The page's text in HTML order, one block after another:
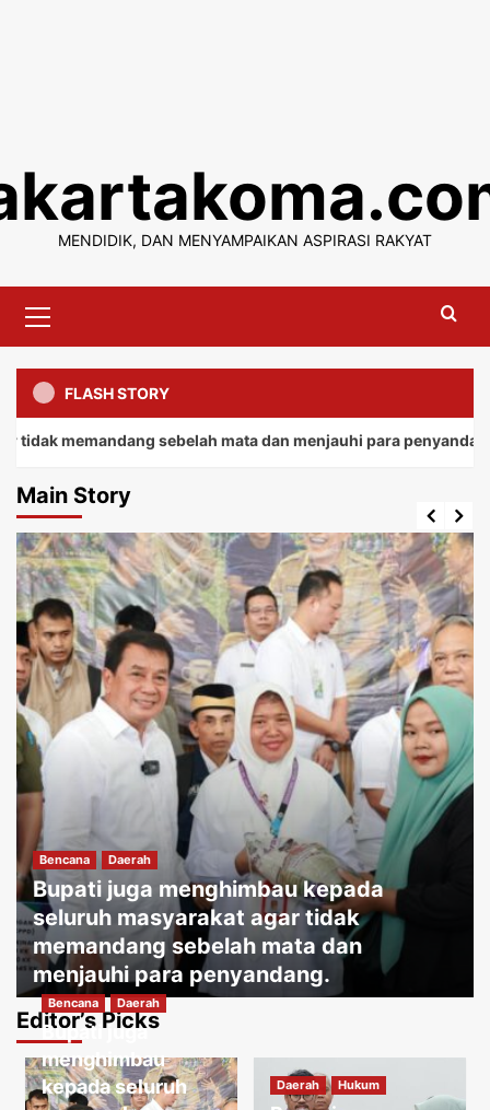
content
MENDIDIK, DAN MENYAMPAIKAN ASPIRASI RAKYAT
Menu
FLASH STORY
sebelah mata dan menjauhi para penyandang.
Main Story
Bencana Daerah
Bupati juga menghimbau kepada
seluruh masyarakat agar tidak
memandang sebelah mata dan
menjauhi para penyandang.
Jakartakoma Agustus 8, 2026
Editor’s Picks
Bencana Daerah
Bupati juga
menghimbau
kepada seluruh
Daerah Hukum
3
Daerah
Warga menguatirkan jika kabel jatuh
ketanah, membahayakan penduduk
sekitar.